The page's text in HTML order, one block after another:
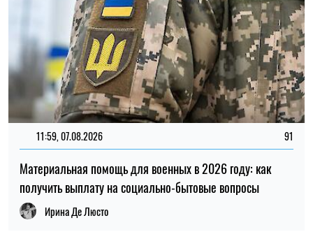
20:27, 06.08.2026